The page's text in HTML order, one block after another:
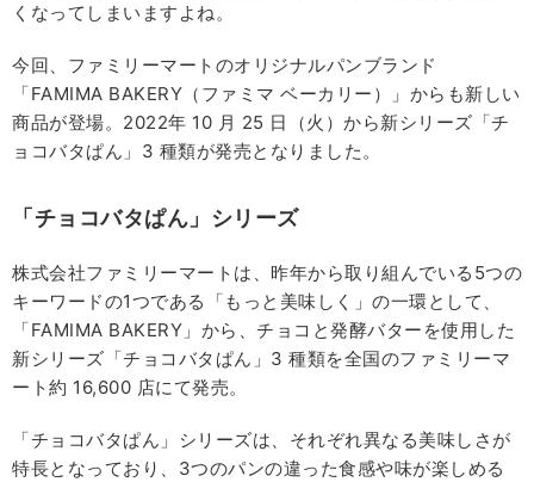
くなってしまいますよね。
今回、ファミリーマートのオリジナルパンブランド
「FAMIMA BAKERY（ファミマ ベーカリー）」からも新しい
商品が登場。2022年 10 月 25 日（火）から新シリーズ「チ
ョコバタぱん」3 種類が発売となりました。
「チョコバタぱん」シリーズ
株式会社ファミリーマートは、昨年から取り組んでいる5つの
キーワードの1つである「もっと美味しく」の一環として、
「FAMIMA BAKERY」から、チョコと発酵バターを使用した
新シリーズ「チョコバタぱん」3 種類を全国のファミリーマ
ート約 16,600 店にて発売。
「チョコバタぱん」シリーズは、それぞれ異なる美味しさが
特長となっており、3つのパンの違った食感や味が楽しめる